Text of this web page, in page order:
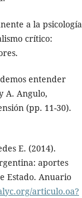
a la psicología
crítico:
entender
A. Angulo,
(pp. 11-30).
E. (2014).
aportes
Estado. Anuario
articulo.oa?